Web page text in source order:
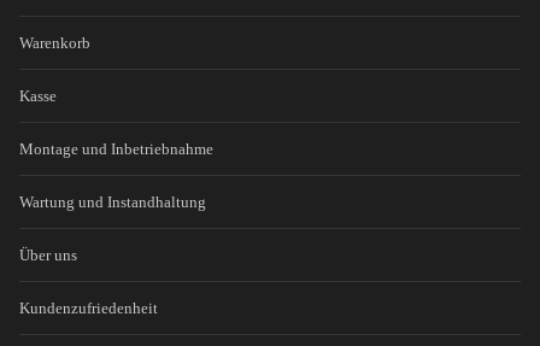
Warenkorb
Kasse
Montage und Inbetriebnahme
Wartung und Instandhaltung
Über uns
Kundenzufriedenheit